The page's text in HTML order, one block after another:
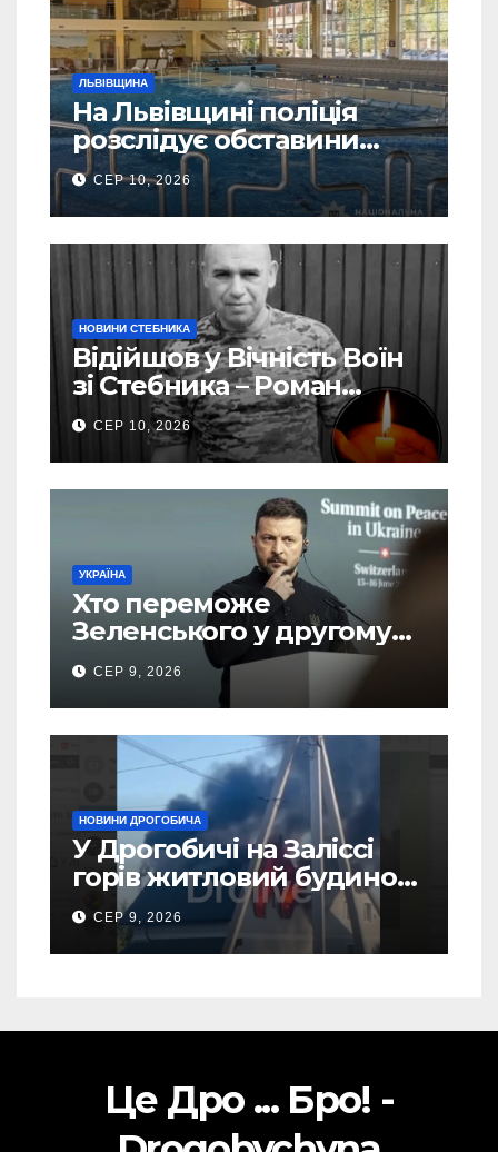
ЛЬВІВЩИНА
На Львівщині поліція
розслідує обставини
утоплення дитини в
басейні
СЕР 10, 2026
НОВИНИ СТЕБНИКА
Відійшов у Вічність Воїн
зі Стебника – Роман
Кучера
СЕР 10, 2026
УКРАЇНА
Хто переможе
Зеленського у другому
турі виборів президента
України – новий рейтинг
SOCIS
СЕР 9, 2026
НОВИНИ ДРОГОБИЧА
У Дрогобичі на Заліссі
горів житловий будинок
(Відео)
СЕР 9, 2026
Це Дро ... Бро! -